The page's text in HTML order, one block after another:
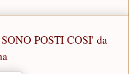
POSTI COSI' da